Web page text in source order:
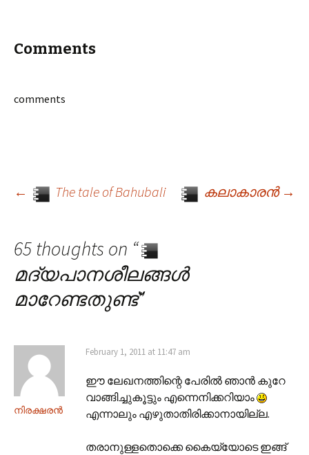
Comments
comments
← The tale of Bahubali കലാകാരൻ →
65 thoughts on “
മദ്യപാനശീലങ്ങൾ
മാറേണ്ടതുണ്ട്”
നിരക്ഷരൻ
February 1, 2011 at 11:47 am
ഈ ലേഖനത്തിന്റെ പേരിൽ ഞാൻ കുറേ
വാങ്ങിച്ചുകൂട്ടും എന്നെനിക്കറിയാം
എന്നാലും എഴുതാതിരിക്കാനായില്ല.
തരാനുള്ളതൊക്കെ കൈയ്യോടെ ഇങ്ങ്